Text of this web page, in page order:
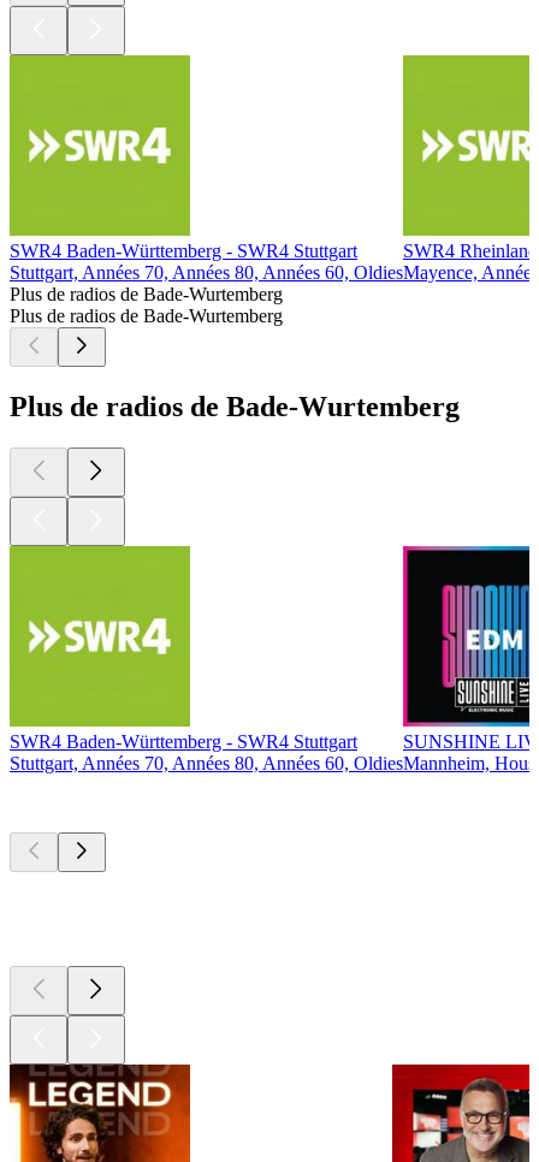
SWR4 Baden-Württemberg - SWR4 Stuttgart
Stuttgart, Années 70, Années 80, Années 60, Oldies
SWR4
Mayence,
Plus de radios de Bade-Wurtemberg
Plus de radios de Bade-Wurtemberg
Plus de radios de Bade-Wurtemberg
SWR4 Baden-Württemberg - SWR4 Stuttgart
Stuttgart, Années 70, Années 80, Années 60, Oldies
SUNSHINE
Mannheim,